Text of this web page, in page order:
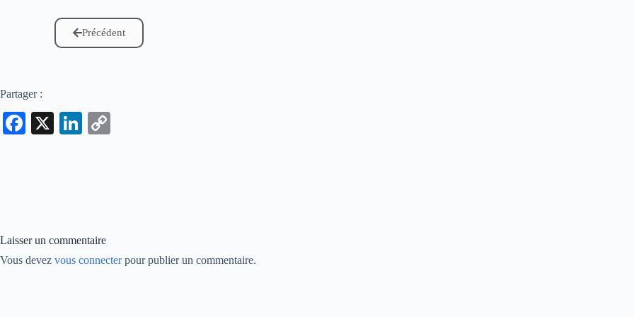
Précédent
Partager :
Fa
X
Li
Laisser un commentaire
Vous devez vous connecterpour publier un commentaire.